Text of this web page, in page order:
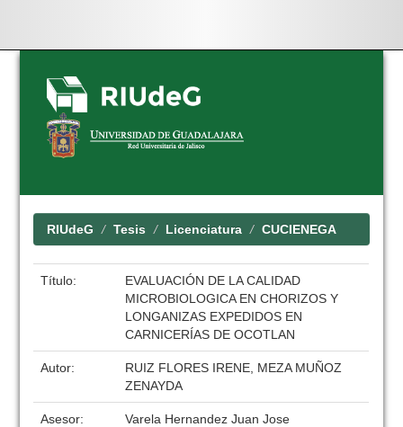
Skip
navigation
RIUdeG Tesis Licenciatura CUCIENEGA
Título:
EVALUACIÓN DE LA CALIDAD
MICROBIOLOGICA EN CHORIZOS Y
LONGANIZAS EXPEDIDOS EN
CARNICERÍAS DE OCOTLAN
Autor:
RUIZ FLORES IRENE, MEZA MUÑOZ
ZENAYDA
Asesor: Varela Hernandez Juan Jose